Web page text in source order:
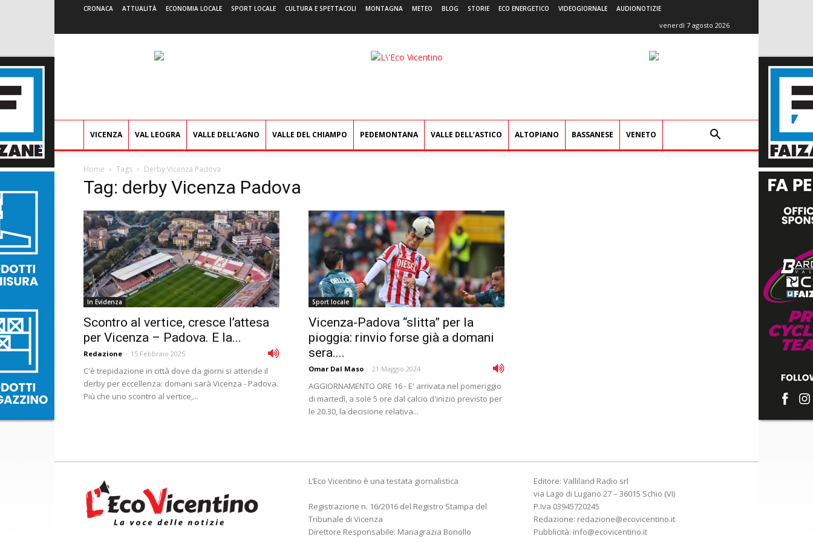
CRONACA ATTUALITÀ ECONOMIA LOCALE SPORT LOCALE CULTURA E SPETTACOLI MONTAGNA METEO BLOG STORIE ECO ENERGETICO VIDEOGIORNALE AUDIONOTIZIE
venerdì 7 agosto 2026
L'Eco
VICENZA VAL LEOGRA VALLE DELL’AGNO VALLE DEL CHIAMPO PEDEMONTANA VALLE DELL’ASTICO ALTOPIANO BASSANESE VENETO
Home Tags Derby Vicenza Padova
Tag: derby Vicenza Padova
In Evidenza
Scontro al vertice, cresce l’attesa
per Vicenza – Padova. E la...
Redazione - 15 Febbraio 2025
C'è trepidazione in città dove da giorni si attende il
derby per eccellenza: domani sarà Vicenza - Padova.
Più che uno scontro al vertice,...
Sport locale
Vicenza-Padova “slitta” per la
pioggia: rinvio forse già a domani
sera....
Omar Dal Maso - 21 Maggio 2024
AGGIORNAMENTO ORE 16 - E' arrivata nel pomeriggio
di martedì, a sole 5 ore dal calcio d'inizio previsto per
le 20.30, la decisione relativa...
L’Eco Vicentino è una testata giornalistica
Registrazione n. 16/2016 del Registro Stampa del
Tribunale di Vicenza
Direttore Responsabile: Mariagrazia Bonollo
Editore: Valliland Radio srl
via Lago di Lugano 27 – 36015 Schio (VI)
P.Iva 03945720245
Redazione: redazione@ecovicentino.it
Pubblicità: info@ecovicentino.it